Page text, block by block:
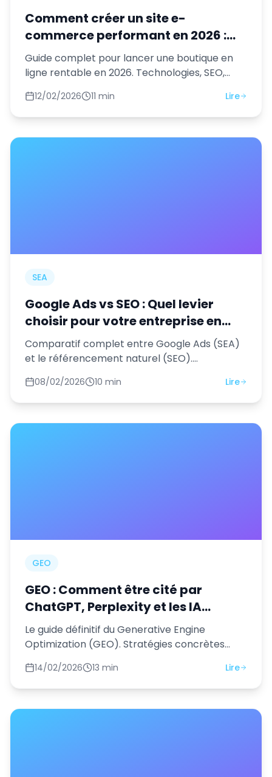
Comment créer un site e-
commerce performant en 2026 :
Guide technique et stratégique
Guide complet pour lancer une boutique en
ligne rentable en 2026. Technologies, SEO,
conversion, paiement et logistique.
12/02/2026 11 min Lire
SEA
Google Ads vs SEO : Quel levier
choisir pour votre entreprise en
2026 ?
Comparatif complet entre Google Ads (SEA)
et le référencement naturel (SEO).
Avantages, coûts, ROI et stratégie optimale.
08/02/2026 10 min Lire
GEO
GEO : Comment être cité par
ChatGPT, Perplexity et les IA
génératives — Guide complet 2026
Le guide définitif du Generative Engine
Optimization (GEO). Stratégies concrètes
pour que votre entreprise soit citée par les
moteurs de recherche IA.
14/02/2026 13 min Lire